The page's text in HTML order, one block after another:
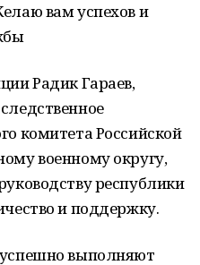
вам успехов и
Радик Гараев,
комитета Российской
военному округу,
республики
и поддержку.
выполняют